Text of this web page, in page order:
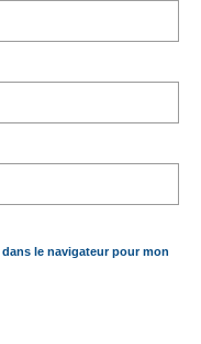
le navigateur pour mon